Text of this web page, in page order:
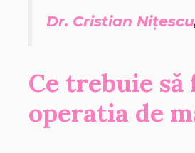
Dr. Cristian Nițescu
Ce trebuie
operatia de